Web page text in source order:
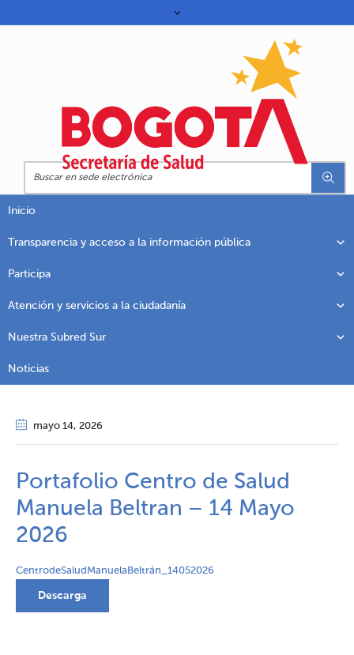
Inicio
Transparencia y acceso a la información pública
Participa
Atención y servicios a la ciudadanía
Nuestra Subred Sur
Noticias
mayo 14, 2026
Portafolio Centro de Salud
Manuela Beltran – 14 Mayo
2026
CentrodeSaludManuelaBeltrán_14052026
Descarga